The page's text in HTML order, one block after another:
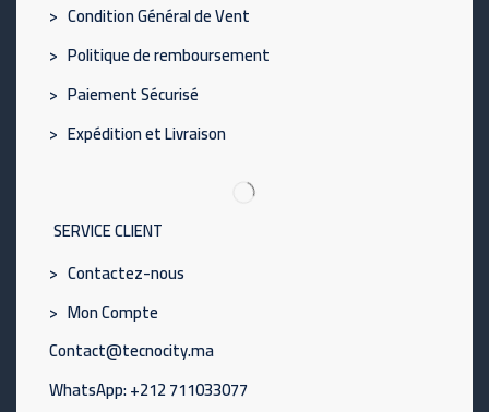
> Condition Général de Vent
> Politique de remboursement
> Paiement Sécurisé
> Expédition et Livraison
SERVICE CLIENT
> Contactez-nous
> Mon Compte
Contact@tecnocity.ma
WhatsApp: +212 711033077